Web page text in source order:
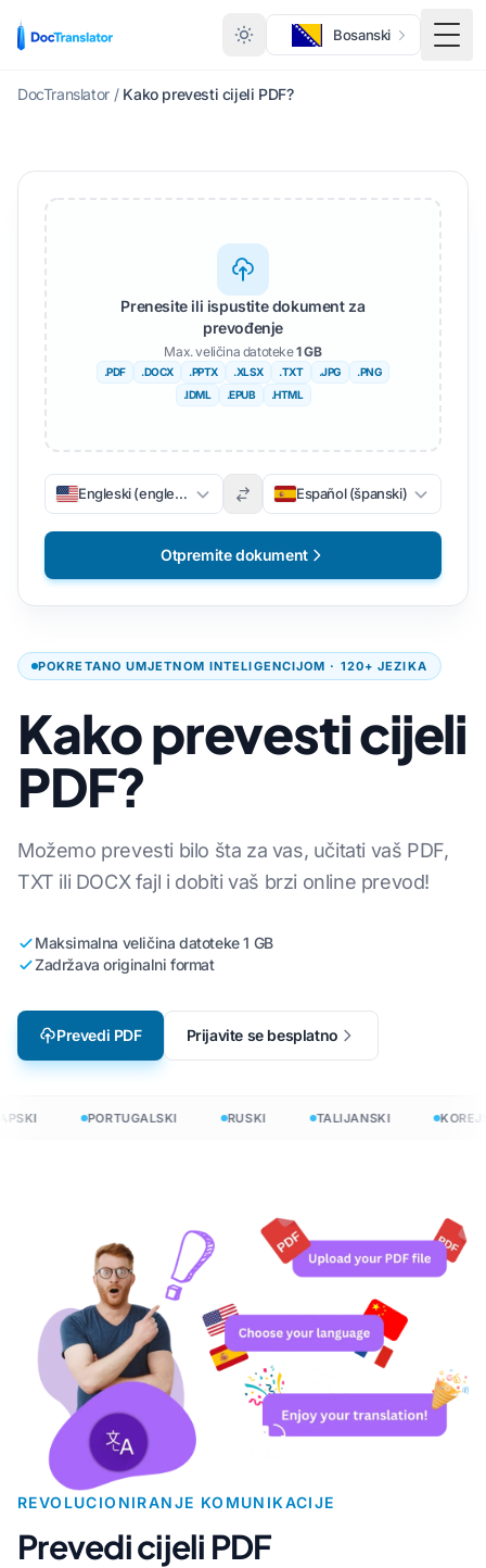
Bosanski
DocTranslator / Kako prevesti cijeli PDF?
POKRETANO UMJETNOM INTELIGENCIJOM · 120+ JEZIKA
Kako prevesti cijeli
PDF?
Možemo prevesti bilo šta za vas, učitati vaš PDF,
TXT ili DOCX fajl i dobiti vaš brzi online prevod!
Maksimalna veličina datoteke 1 GB
Zadržava originalni format
Prevedi PDF Prijavite se besplatno
Prenesite ili ispustite dokument za
prevođenje
Max. veličina datoteke1 GB
.PDF .DOCX .PPTX .XLSX .TXT .JPG
.PNG
.IDML
.EPUB .HTML
Engleski (engleski) Español (španski)
Otpremite dokument
PORTUGALSKI RUSKI TALIJANSKI
REVOLUCIONIRANJE KOMUNIKACIJE
Prevedi cijeli PDF